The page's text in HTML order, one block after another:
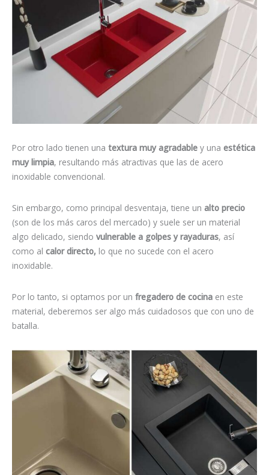
Por otro lado tienen una textura muy agradable y una estética
muy limpia, resultando más atractivas que las de acero
inoxidable convencional.
Sin embargo, como principal desventaja, tiene un alto precio
(son de los más caros del mercado) y suele ser un material
algo delicado, siendo vulnerable a golpes y rayaduras, así
como al calor directo, lo que no sucede con el acero
inoxidable.
Por lo tanto, si optamos por un fregadero de cocina en este
material, deberemos ser algo más cuidadosos que con uno de
batalla.